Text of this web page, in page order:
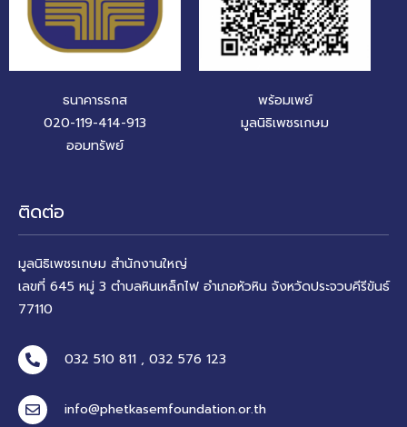
ธนาคารธกส
020-119-414-913
ออมทรัพย์
พร้อมเพย์
มูลนิธิเพชรเกษม
ติดต่อ
มูลนิธิเพชรเกษม สำนักงานใหญ่
เลขที่ 645 หมู่ 3 ตำบลหินเหล็กไฟ อำเภอหัวหิน จังหวัดประจวบคีรีขันธ์
77110
032 510 811 , 032 576 123
info@phetkasemfoundation.or.th